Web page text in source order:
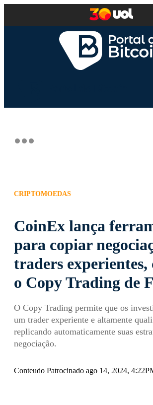
CRIPTOMOEDAS
CoinEx lança
para copiar
traders experientes,
o Copy Trading de
O Copy Trading permite que os
um trader experiente e altamente
replicando automaticamente suas
negociação.
Conteudo Patrocinado ago 14, 2024,